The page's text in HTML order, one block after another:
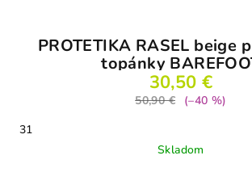
PROTETIKA RASEL beige
topánky
30,50 €
50,90 €
(–40 %)
31
Skladom